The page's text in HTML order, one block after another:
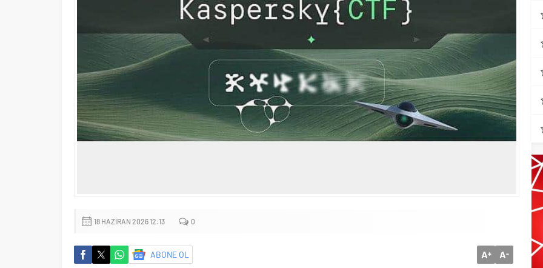
18 HAZIRAN 2026 12:13 0
ABONE OL A+ A-